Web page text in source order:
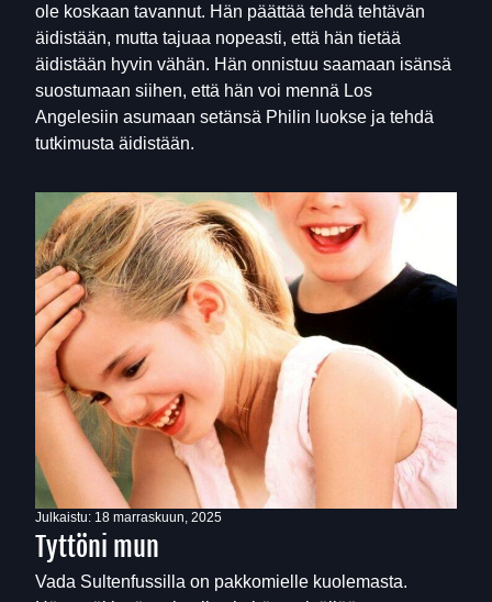
ole koskaan tavannut. Hän päättää tehdä tehtävän
äidistään, mutta tajuaa nopeasti, että hän tietää
äidistään hyvin vähän. Hän onnistuu saamaan isänsä
suostumaan siihen, että hän voi mennä Los
Angelesiin asumaan setänsä Philin luokse ja tehdä
tutkimusta äidistään.
Julkaistu: 18 marraskuun, 2025
Tyttöni mun
Vada Sultenfussilla on pakkomielle kuolemasta.